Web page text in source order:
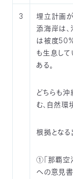
3
埋立計画
添海岸は
は被度
も生息し
ある。
どちらも
む、自然環
根拠とな
①「那覇空
への意見書